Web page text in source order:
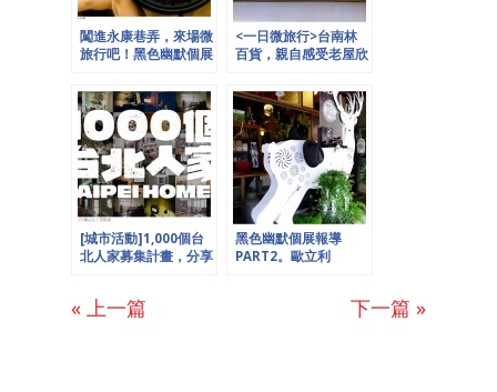
闖進永康巷弄，來場微
旅行吧！黑色幽默個展
<一日微旅行>台南林
百貨，親自感受老屋欣
reports
[城市活動]1,000個台
北人家募集計畫，分享
黑色幽默個展報導
PART2。歐立利
« 上一篇 下一篇 »